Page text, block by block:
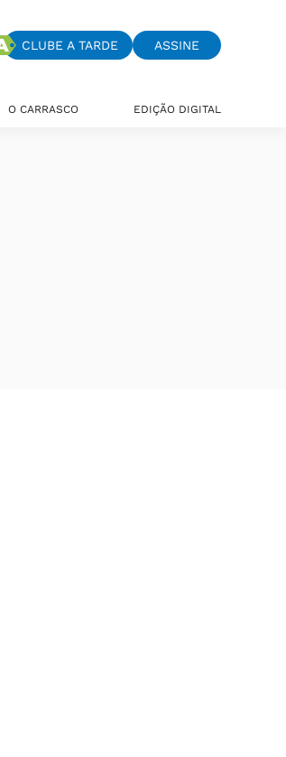
CLUBE A TARDE ASSINE
O CARRASCO EDIÇÃO DIGITAL